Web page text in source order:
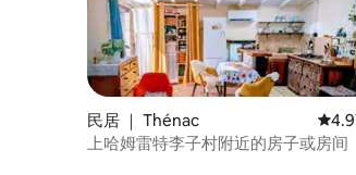
民居 ｜ Thénac 平均
上哈姆雷特李子村附近的房子或房间